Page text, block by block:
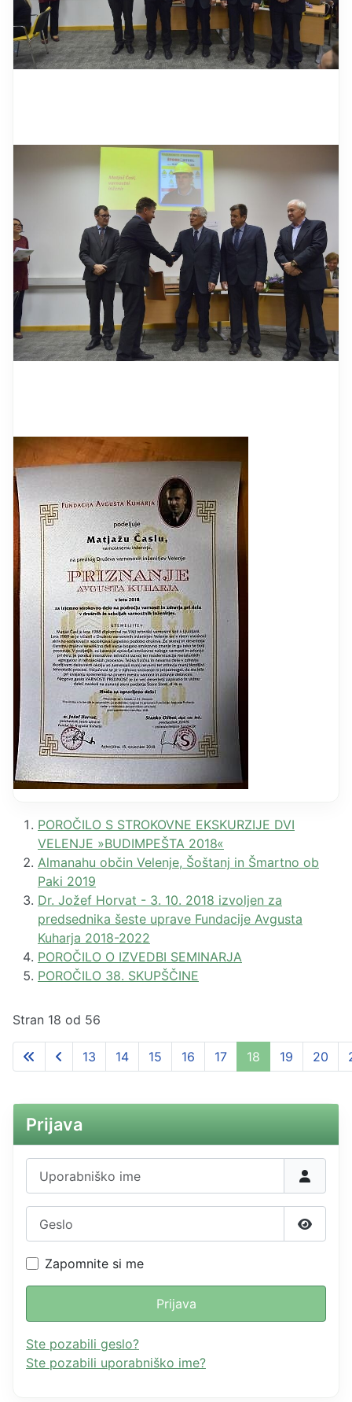
POROČILO S STROKOVNE EKSKURZIJE DVI
VELENJE »BUDIMPEŠTA 2018«
Almanahu občin Velenje, Šoštanj in Šmartno ob
Paki 2019
Dr. Jožef Horvat - 3. 10. 2018 izvoljen za
predsednika šeste uprave Fundacije Avgusta
Kuharja 2018-2022
POROČILO O IZVEDBI SEMINARJA
POROČILO 38. SKUPŠČINE
Stran 18 od 56
13 14 15 16 17 18 19 20
Prijava
Uporabniško ime
Zapomnite si me
Prijava
Ste pozabili geslo?
Ste pozabili uporabniško ime?